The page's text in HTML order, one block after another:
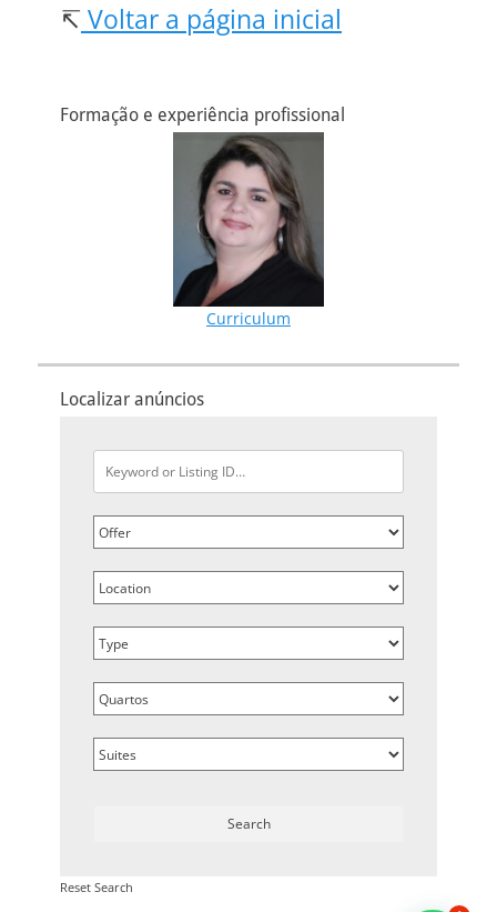
↸ Voltar a página inicial
Formação e experiência profissional
Curriculum
Localizar anúncios
Reset Search